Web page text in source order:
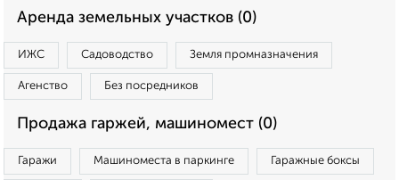
Аренда земельных участков (0)
ИЖС Садоводство Земля промназначения
Агенство Без посредников
Продажа гаржей, машиномест (0)
Гаражи Машиноместа в паркинге Гаражные боксы